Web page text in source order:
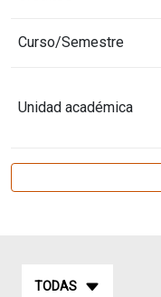
Curso/Semestre
Unidad académica
TODAS